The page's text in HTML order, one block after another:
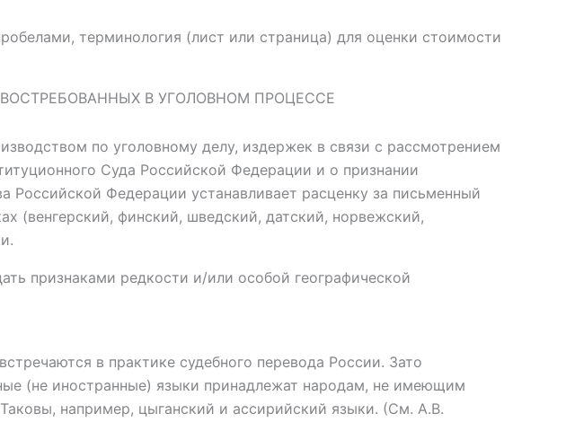
терминология (лист или страница) для оценки стоимости
В УГОЛОВНОМ ПРОЦЕССЕ
по уголовному делу, издержек в связи с рассмотрением
Суда Российской Федерации и о признании
Федерации устанавливает расценку за письменный
(венгерский, финский, шведский, датский, норвежский,
признаками редкости и/или особой географической
в практике судебного перевода России. Зато
(не иностранные) языки принадлежат народам, не имеющим
например, цыганский и ассирийский языки. (См. А.В.